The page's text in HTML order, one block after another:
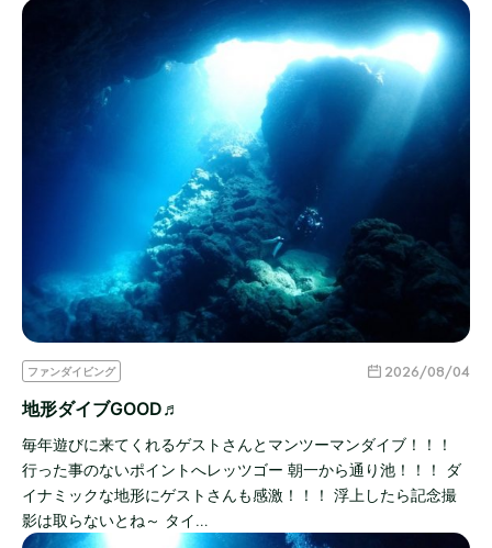
ファンダイビング 2026/08/04
地形ダイブGOOD♬
毎年遊びに来てくれるゲストさんとマンツーマンダイブ！！！
行った事のないポイントへレッツゴー 朝一から通り池！！！ ダ
イナミックな地形にゲストさんも感激！！！ 浮上したら記念撮
影は取らないとね～ タイ…